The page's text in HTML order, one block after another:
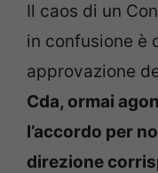
Il caos di un
in confusione è
approvazione
Cda, ormai
l’accordo per
direzione